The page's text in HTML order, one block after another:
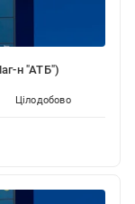
н "АТБ")
Цілодобово